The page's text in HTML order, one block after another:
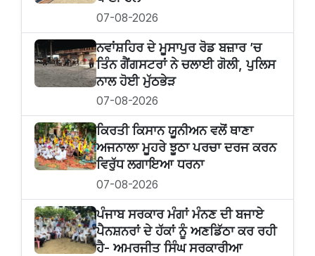
07-08-2026
ਨਵਾਂਸ਼ਹਿਰ ਦੇ ਮੂਸਾਪੁਰ ਰੋਡ ਬਜ਼ਾਰ ’ਚ
ਤਿੰਨ ਗੈਂਗਸਟਰਾਂ ਨੇ ਚਲਾਈ ਗੋਲੀ, ਪੁਲਿਸ
ਨਾਲ ਹੋਈ ਮੁੱਠਭੇੜ
07-08-2026
ਕਿਰਤੀ ਕਿਸਾਨ ਯੂਨੀਅਨ ਵਲੋਂ ਥਾਣਾ
ਅਜਨਾਲਾ ਮੂਹਰੇ ਝੂਠਾ ਪਰਚਾ ਦਰਜ ਕਰਨ
ਵਿਰੁੱਧ ਲਗਾਇਆ ਧਰਨਾ
07-08-2026
ਪੰਜਾਬ ਸਰਕਾਰ ਮੰਗਾਂ ਮੰਨਣ ਦੀ ਬਜਾਏ
ਪੈਨਸ਼ਨਰਾਂ ਦੇ ਹੱਕਾਂ ਨੂੰ ਅਣਡਿੱਠਾ ਕਰ ਰਹੀ
ਹੈ- ਅਮਰਜੀਤ ਸਿੰਘ ਸਰਕਾਰੀਆ